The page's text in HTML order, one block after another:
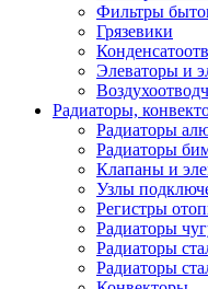
Фильтры
Грязевики
Элеваторы и
Радиаторы,
Радиаторы
Радиаторы
Клапаны и
Узлы
Регистры
Радиаторы
Радиаторы
Радиаторы